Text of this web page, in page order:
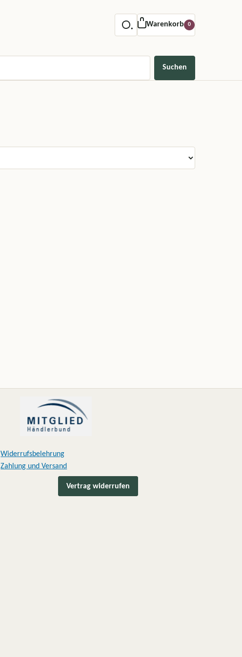
Warenkorb 0
Suchen
Widerrufsbelehrung
Zahlung und Versand
Vertrag widerrufen